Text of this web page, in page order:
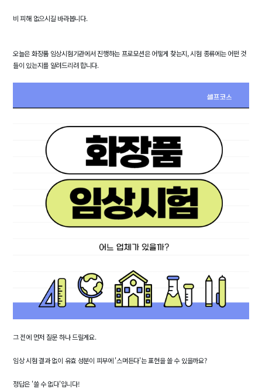
비 피해 없으시길 바라봅니다.
오늘은 화장품 임상시험기관에서 진행하는 프로모션은 어떻게 찾는지, 시험 종류에는 어떤 것
들이 있는지를 알려드리려 합니다.
그 전에 먼저 질문 하나 드릴게요.
임상 시험 결과 없이 유효 성분이 피부에 '스며든다'는 표현을 쓸 수 있을까요?
정답은 '쓸 수 없다'입니다!